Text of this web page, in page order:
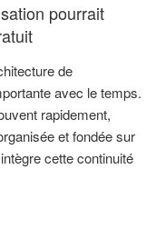
pourrait
de
avec le temps.
rapidement,
et fondée sur
cette continuité